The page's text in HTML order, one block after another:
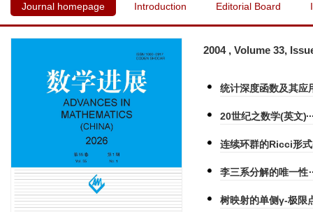
Journal homepage Introduction Editorial Board
2004 , Volume 33,
统计深度函数及其应
20世纪之数学(英文)
连续环群的Ricci形
李三系分解的唯一性
树映射的单侧γ-极限